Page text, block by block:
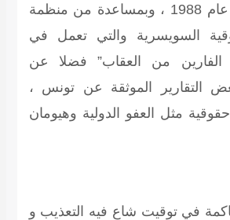
عليها تونس في عام 1988 ، وبمساعدة من منظمة
السويسرية والتي تعمل في
الفارين من العقاب” فضلا عن
التقارير الموثقة عن تونس ،
مثل العفو الدولية وهيومان
في توقيت شاع فيه التعذيب و